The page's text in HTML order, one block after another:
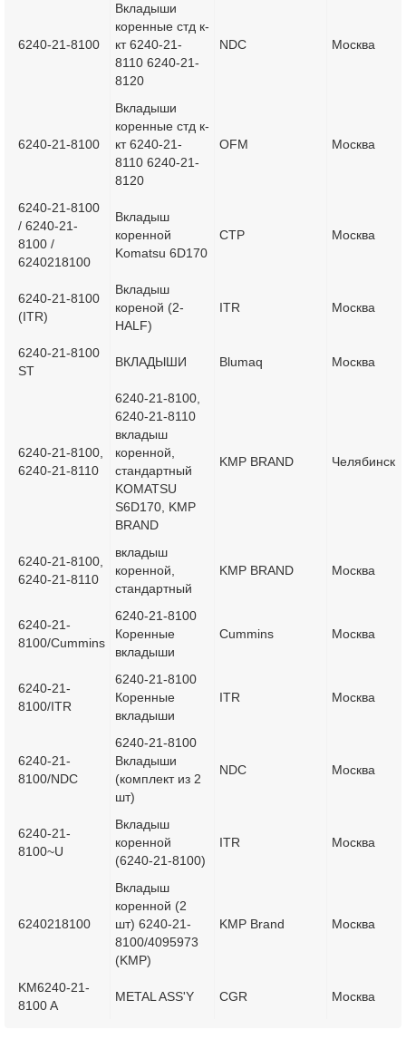
6240-21-8100
Вкладыши
коренные стд к-
кт 6240-21-
8110 6240-21-
8120
NDC Москва
6240-21-8100
Вкладыши
коренные стд к-
кт 6240-21-
8110 6240-21-
8120
OFM Москва
6240-21-8100
/ 6240-21-
8100 /
6240218100
Вкладыш
коренной
Komatsu 6D170
CTP Москва
6240-21-8100
(ITR)
Вкладыш
кореной (2-
HALF)
ITR Москва
6240-21-8100
ST
ВКЛАДЫШИ Blumaq Москва
6240-21-8100,
6240-21-8110
6240-21-8100,
6240-21-8110
вкладыш
коренной,
стандартный
KOMATSU
S6D170, KMP
BRAND
KMP BRAND Челябинск
6240-21-8100,
6240-21-8110
вкладыш
коренной,
стандартный
KMP BRAND Москва
6240-21-
8100/Cummins
6240-21-8100
Коренные
вкладыши
Cummins Москва
6240-21-
8100/ITR
6240-21-8100
Коренные
вкладыши
ITR Москва
6240-21-
8100/NDC
6240-21-8100
Вкладыши
(комплект из 2
шт)
NDC Москва
6240-21-
8100~U
Вкладыш
коренной
(6240-21-8100)
ITR Москва
6240218100
Вкладыш
коренной (2
шт) 6240-21-
8100/4095973
(KMP)
KMP Brand Москва
KM6240-21-
8100 A
METAL ASS'Y CGR Москва